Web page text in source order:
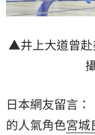
▲井上大道曾赴
日本網友留言
的人氣角色宮城